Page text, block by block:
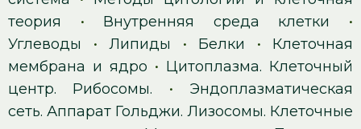
теория • Внутренняя среда клетки
•
Углеводы • Липиды • Белки • Клеточная
мембрана и ядро • Цитоплазма. Клеточный
центр. Рибосомы. • Эндоплазматическая
сеть. Аппарат Гольджи. Лизосомы. Клеточные